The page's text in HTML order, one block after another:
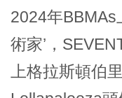
2024年BBMAs
術家’，
上格拉斯頓伯